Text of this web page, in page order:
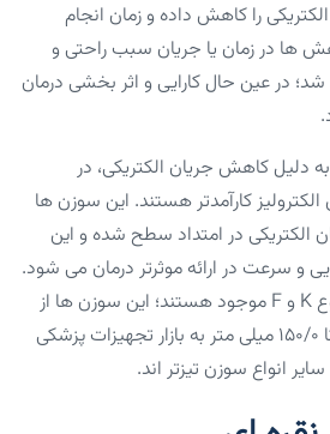
را کاهش داده و زمان انجام
ها در زمان یا جریان سبب راحتی و
در عین حال کارایی و اثر بخشی درمان
دلیل کاهش جریان الکتریکی، در
کارآمدتر هستند. این سوزن ها
الکتریکی در امتداد سطح شده و این
و سرعت در ارائه موثرتر درمان می شود.
سوزن های طلایی در دو نوع K و F موجود هستند؛ این سوزن ها از
ضخامت ۰۵۵/۰ میلی متر تا ۱۵۰/۰ میلی متر به بازار تجهیزات پزشکی
انواع سوزن تیزتر اند.